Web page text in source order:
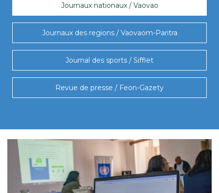
Journaux nationaux / Vaovao
Journaux des regions / Vaovaom-Paritra
Journal des sports / Sifflet
Revue de presse / Feon-Gazety